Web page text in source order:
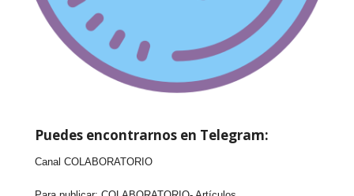
Puedes encontrarnos en Telegram:
Canal COLABORATORIO